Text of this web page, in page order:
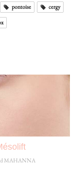
pontoise
cergy
MAHANNA